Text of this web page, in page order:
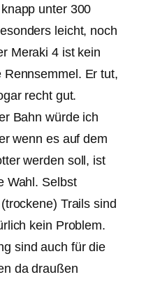
unter 300
leicht, noch
Meraki 4 ist kein
Er tut,
recht gut.
Bahn würde ich
wenn es auf dem
werden soll, ist
Wahl. Selbst
Trails sind
kein Problem.
sind auch für die
da draußen